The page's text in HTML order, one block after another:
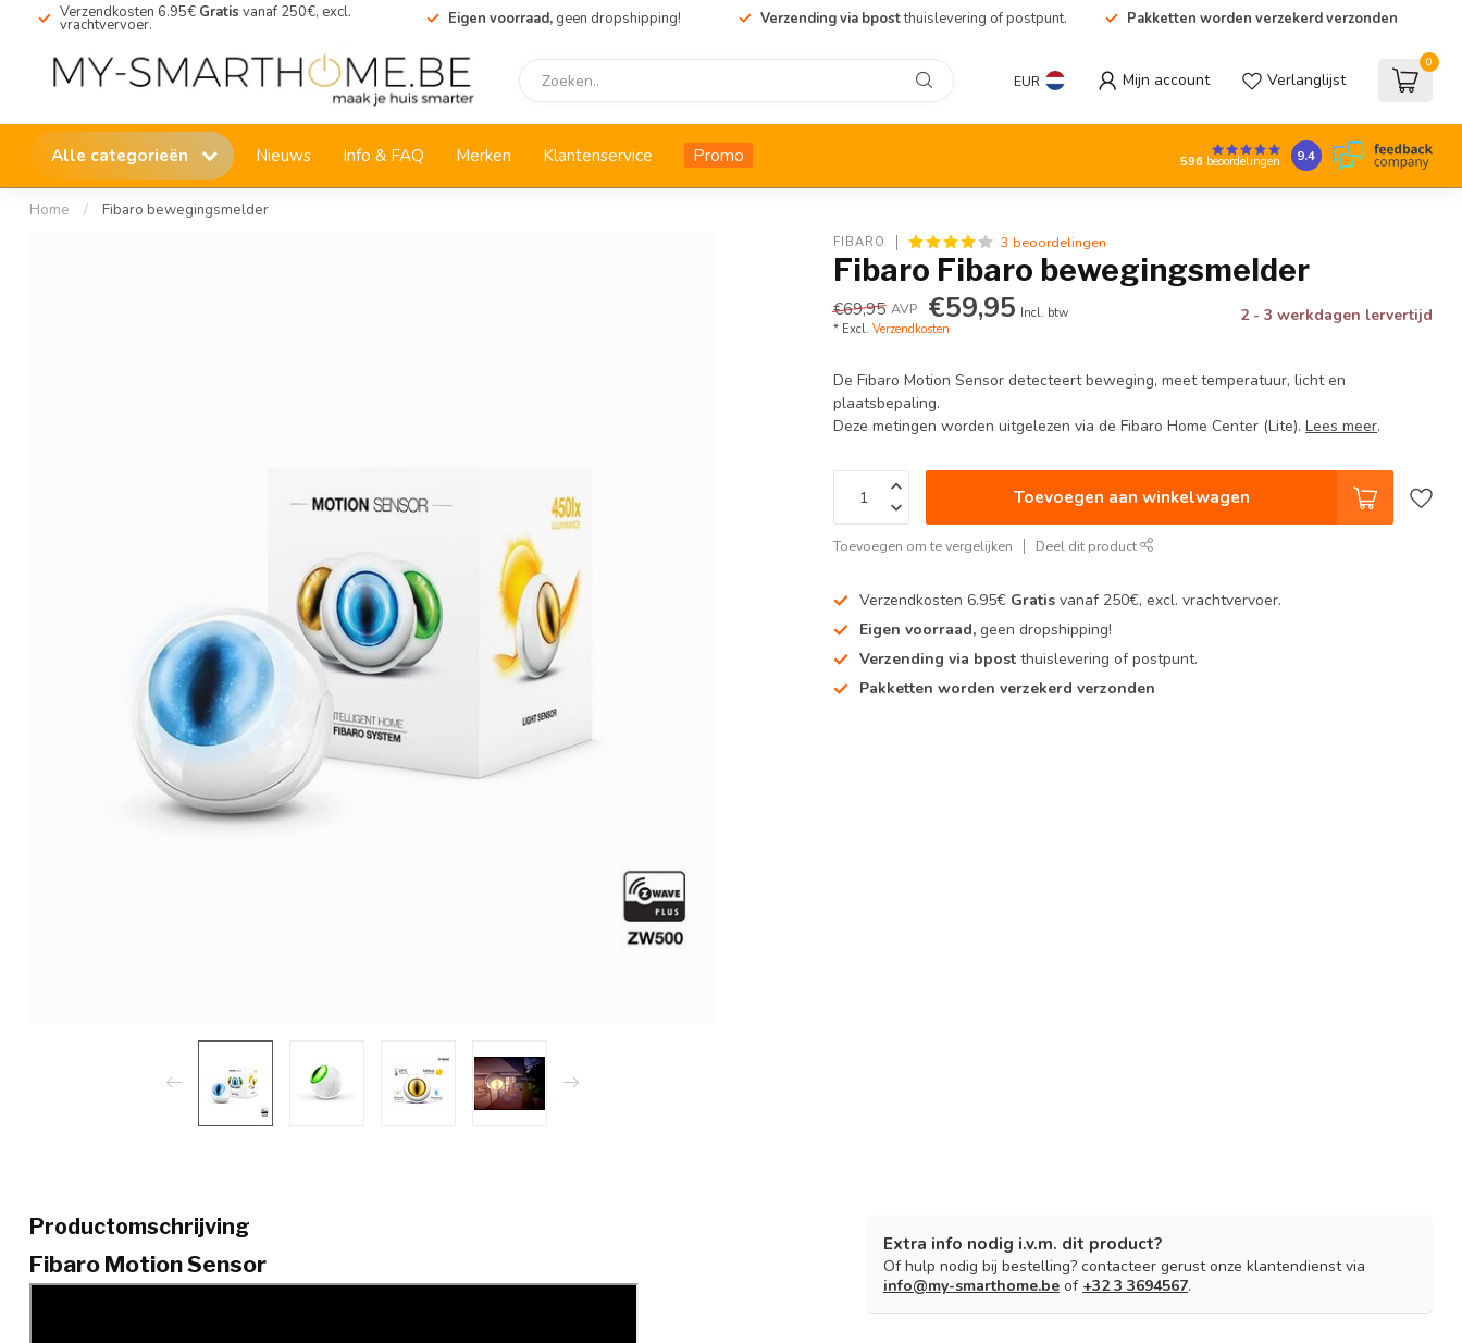
Verzendkosten 6.95€ Gratis vanaf 250€, excl.
vrachtvervoer. Eigen voorraad, geen dropshipping! Verzending via bpostthuislevering of postpunt. Pakketten worden verzekerd verzonden
EUR Mijn account Verlanglijst
0
Alle categorieën Nieuws Info & FAQ Merken Klantenservice Promo 596beoordelingen 9.4
Home / Fibaro bewegingsmelder
FIBARO 3 beoordelingen
Fibaro Fibaro bewegingsmelder
€69,95 AVP €59,95 Incl. btw
* Excl.Verzendkosten
2 - 3 werkdagen lervertijd
De Fibaro Motion Sensor detecteert beweging, meet temperatuur, licht en
plaatsbepaling.
Deze metingen worden uitgelezen via de Fibaro Home Center (Lite).Lees meer.
Toevoegen aan winkelwagen
Toevoegen om te vergelijken Deel dit product
Verzendkosten 6.95€ Gratis vanaf 250€, excl. vrachtvervoer.
Eigen voorraad,geen dropshipping!
Verzending via bpostthuislevering of postpunt.
Pakketten worden verzekerd verzonden
Productomschrijving
Fibaro Motion Sensor
Extra info nodig i.v.m. dit product?
Of hulp nodig bij bestelling? contacteer gerust onze klantendienst via
info@my-smarthome.be of +32 3 3694567.